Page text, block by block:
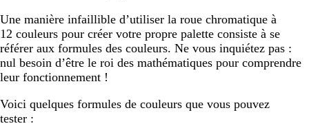
Une manière infaillible d’utiliser la roue chromatique à
12 couleurs pour créer votre propre palette consiste à se
référer aux formules des couleurs. Ne vous inquiétez pas :
nul besoin d’être le roi des mathématiques pour comprendre
leur fonctionnement !
Voici quelques formules de couleurs que vous pouvez
tester :